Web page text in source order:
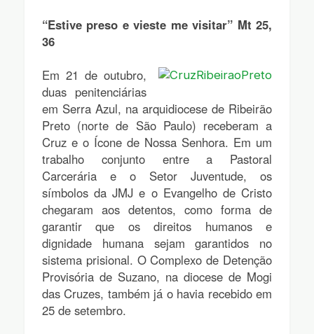
“Estive preso e vieste me visitar” Mt 25,
36
Em 21 de outubro,
duas penitenciárias
em Serra Azul, na arquidiocese de Ribeirão
Preto (norte de São Paulo) receberam a
Cruz e o Ícone de Nossa Senhora. Em um
trabalho conjunto entre a Pastoral
Carcerária e o Setor Juventude, os
símbolos da JMJ e o Evangelho de Cristo
chegaram aos detentos, como forma de
garantir que os direitos humanos e
dignidade humana sejam garantidos no
sistema prisional. O Complexo de Detenção
Provisória de Suzano, na diocese de Mogi
das Cruzes, também já o havia recebido em
25 de setembro.